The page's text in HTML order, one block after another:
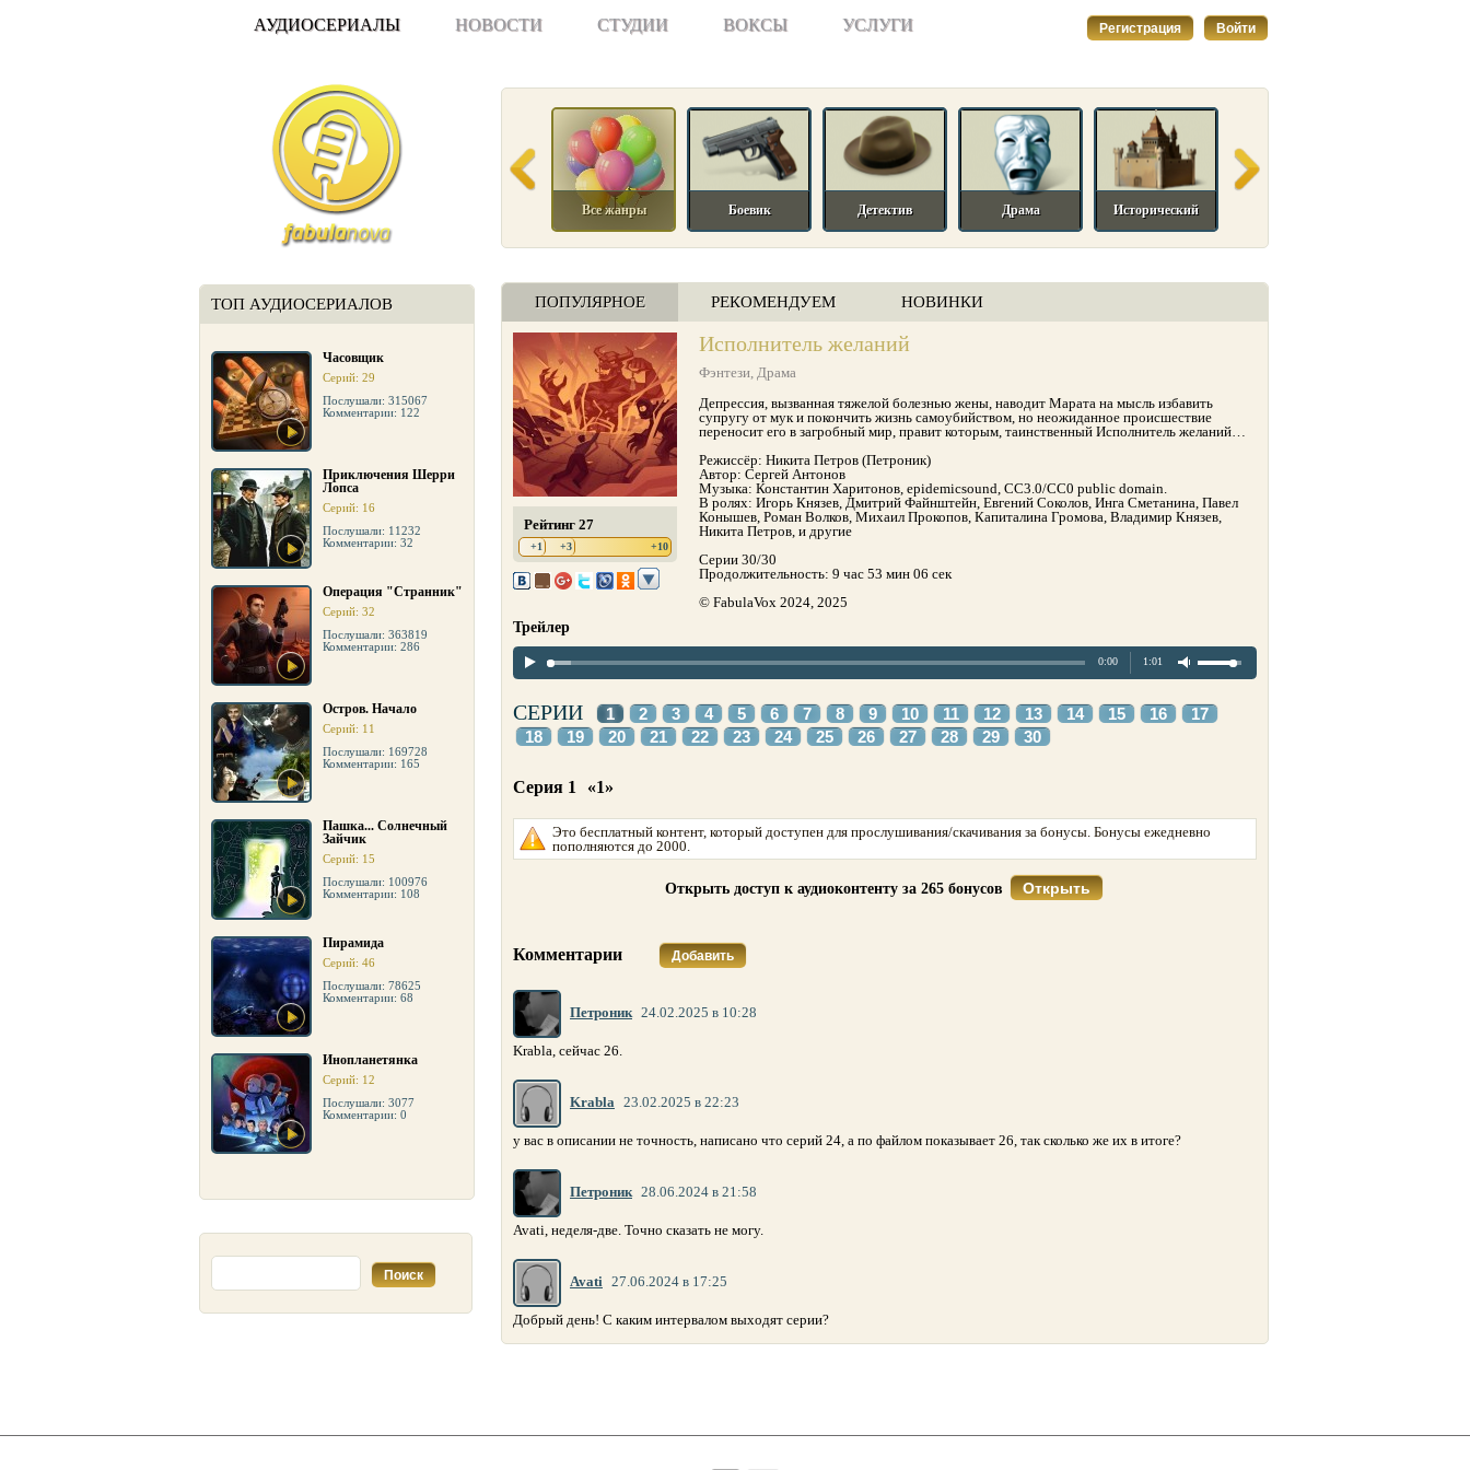
АУДИОСЕРИАЛЫ НОВОСТИ СТУДИИ ВОКСЫ УСЛУГИ Регистрация Войти
ТОП АУДИОСЕРИАЛОВ
Часовщик
Серий: 29
Послушали: 315067
Комментарии: 122
Приключения Шерри
Лопса
Серий: 16
Послушали: 11232
Комментарии: 32
Операция "Странник"
Серий: 32
Послушали: 363819
Комментарии: 286
Остров. Начало
Серий: 11
Послушали: 169728
Комментарии: 165
Пашка... Солнечный
Зайчик
Серий: 15
Послушали: 100976
Комментарии: 108
Пирамида
Серий: 46
Послушали: 78625
Комментарии: 68
Инопланетянка
Серий: 12
Послушали: 3077
Комментарии: 0
Все жанры Боевик Детектив Драма Исторический
ПОПУЛЯРНОЕ РЕКОМЕНДУЕМ НОВИНКИ
Рейтинг 27
+1 +3 +10
Исполнитель желаний
Фэнтези, Драма
Депрессия, вызванная тяжелой болезнью жены, наводит Марата на мысль избавить
супругу от мук и покончить жизнь самоубийством, но неожиданное происшествие
переносит его в загробный мир, правит которым, таинственный Исполнитель желаний…
Режиссёр: Никита Петров (Петроник)
Автор: Сергей Антонов
Музыка: Константин Харитонов, epidemicsound, CC3.0/CC0 public domain.
В ролях: Игорь Князев, Дмитрий Файнштейн, Евгений Соколов, Инга Сметанина, Павел
Конышев, Роман Волков, Михаил Прокопов, Капиталина Громова, Владимир Князев,
Никита Петров, и другие
Серии 30/30
Продолжительность: 9 час 53 мин 06 сек
© FabulaVox 2024, 2025
Трейлер
0:00 1:01
СЕРИИ 1 2 3 4 5 6 7 8 9 10 11 12 13 14 15 16
17
18
19 20 21 22 23 24 25 26 27 28 29 30
Серия 1 «1»
Это бесплатный контент, который доступен для прослушивания/скачивания за бонусы. Бонусы ежедневно
пополняются до 2000.
Открыть доступ к аудиоконтенту за 265 бонусов Открыть
Комментарии Добавить
Петроник 24.02.2025 в 10:28
Krabla, сейчас 26.
Krabla 23.02.2025 в 22:23
у вас в описании не точность, написано что серий 24, а по файлом показывает 26, так сколько же их в итоге?
Петроник 28.06.2024 в 21:58
Avati, неделя-две. Точно сказать не могу.
Avati 27.06.2024 в 17:25
Добрый день! С каким интервалом выходят серии?